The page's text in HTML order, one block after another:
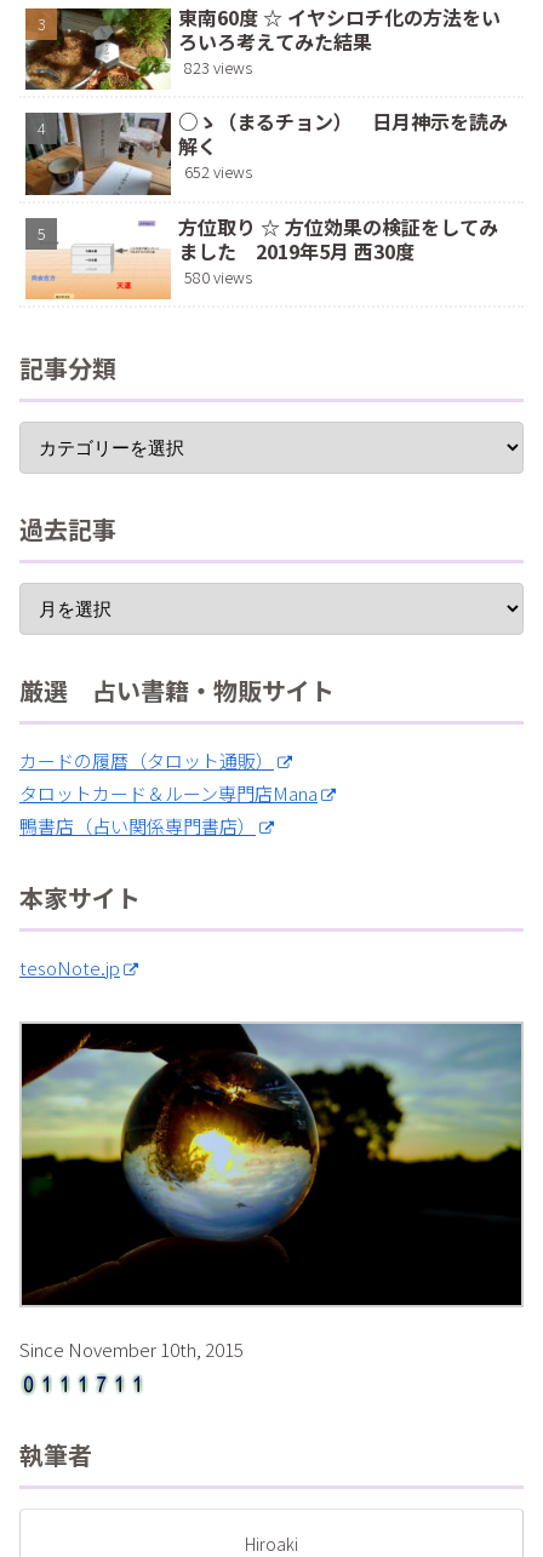
東南60度 ☆ イヤシロチ化の方法をい
ろいろ考えてみた結果
823 views
○ゝ（まるチョン） 日月神示を読み
解く
652 views
方位取り ☆ 方位効果の検証をしてみ
ました 2019年5月 西30度
580 views
記事分類
過去記事
厳選 占い書籍・物販サイト
カードの履暦（タロット通販）
タロットカード＆ルーン専門店Mana
鴨書店（占い関係専門書店）
本家サイト
tesoNote.jp
Since November 10th, 2015
執筆者
Hiroaki